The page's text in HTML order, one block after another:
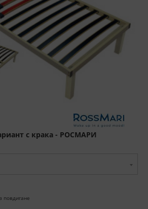
с крака - РОСМАРИ
повдигане